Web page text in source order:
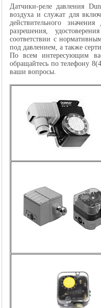
Датчики-реле давления
воздуха и служат для
действительного
разрешения,
соответствии с
под давлением, а также
По всем интересующим
обращайтесь по телефону
ваши вопросы.